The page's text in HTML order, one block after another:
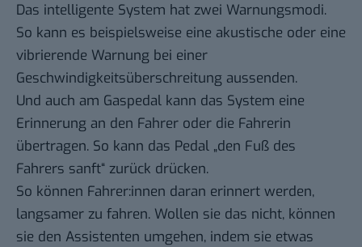
Das intelligente System hat zwei Warnungsmodi.
So kann es beispielsweise eine akustische oder eine
vibrierende Warnung bei einer
Geschwindigkeitsüberschreitung aussenden.
Und auch am Gaspedal kann das System eine
Erinnerung an den Fahrer oder die Fahrerin
übertragen. So kann das Pedal „den Fuß des
Fahrers sanft“ zurück drücken.
So können Fahrer:innen daran erinnert werden,
langsamer zu fahren. Wollen sie das nicht, können
sie den Assistenten umgehen, indem sie etwas